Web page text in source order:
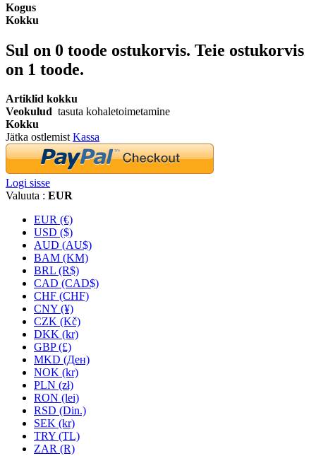
Kogus
Kokku
Sul on 0 toode ostukorvis. Teie ostukorvis
on 1 toode.
Artiklid kokku
Veokulud tasuta kohaletoimetamine
Kokku
Jätka ostlemistKassa
Logi sisse
Valuuta : EUR
EUR (€)
USD ($)
AUD (AU$)
BAM (KM)
BRL (R$)
CAD (CAD$)
CHF (CHF)
CNY (¥)
CZK (Kč)
DKK (kr)
GBP (£)
MKD (Ден)
NOK (kr)
PLN (zł)
RON (lei)
RSD (Din.)
SEK (kr)
TRY (TL)
ZAR (R)